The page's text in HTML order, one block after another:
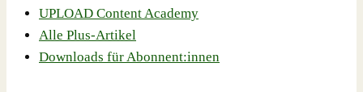
UPLOAD Content Academy
Alle Plus-Artikel
Downloads für Abonnent:innen